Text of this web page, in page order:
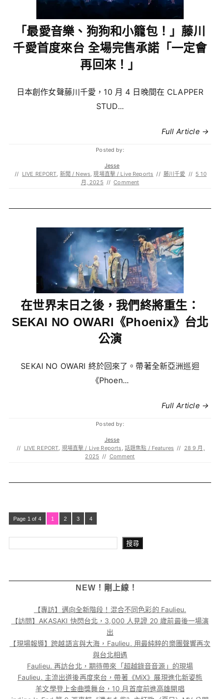
「最愛音樂、狗狗和小籠包！」藤川
千愛首度來台 全場完售承諾「一定會
再回來！」
日本創作女聲藤川千愛，10 月 4 日晚間在 CLAPPER
STUD...
Full Article →
Posted by:
Jesse
// LIVE REPORT, 新聞 / News,現場直擊 / Live Reports // 藤川千愛 // 5 10
月, 2025 // Comment
在世界末日之後，我們終將重生：
SEKAI NO OWARI《Phoenix》台北
公演
SEKAI NO OWARI 終於回來了。帶著全新亞洲巡迴
《Phoen...
Full Article →
Posted by:
Jesse
// LIVE REPORT, 現場直擊 / Live Reports , 話題焦點 / Features // 28 9 月,
2025 // Comment
Page 1 of 4 1 2 3 4
搜尋
NEW！剛上線！
【專訪】邁向全新階段！混合不同色彩的 Faulieu.
【訪問】AKASAKI 快閃台北，3,000 人見證 20 歲前最後一場演
出
【現場報導】跨越語言與大海，Faulieu. 用最純粹的樂團聲響再次
與台北相遇
Faulieu. 再訪台北，期待帶來「超越錄音音源」的現場
Faulieu. 主流出道後再度來台，帶著《MiX》展現進化新姿態
羊文學登上金曲獎舞台，10 月首度前進高雄開唱